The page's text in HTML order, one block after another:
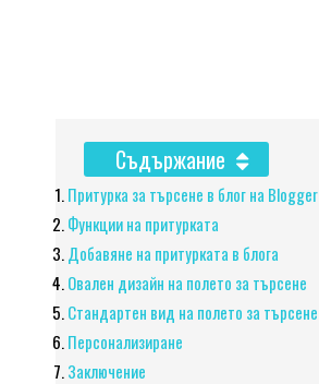
Съдържание
Притурка за търсене в блог на Blogger
Функции на притурката
Добавяне на притурката в блога
Овален дизайн на полето за търсене
Стандартен вид на полето за търсене
Персонализиране
Заключение